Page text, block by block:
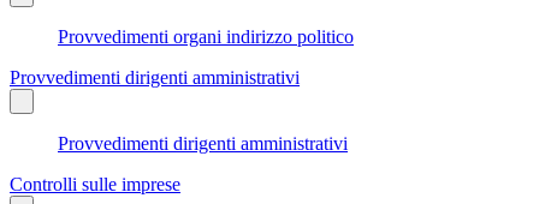
Provvedimenti organi indirizzo politico
Provvedimenti dirigenti amministrativi
Provvedimenti dirigenti amministrativi
Controlli sulle imprese